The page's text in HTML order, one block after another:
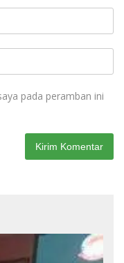
pada peramban ini